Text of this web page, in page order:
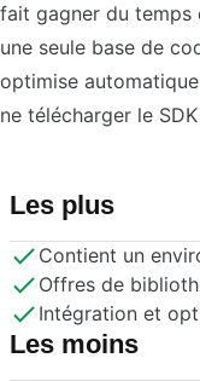
fait gagner du temps
une seule base de
optimise
ne télécharger le
Les plus
Contient un
Offres de
Intégration et
Les moins